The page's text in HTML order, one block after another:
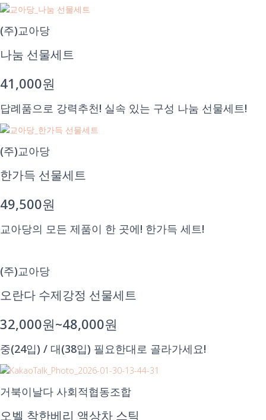
(주)교아당
나눔 선물세트
41,000원
답례품으로 강력추천! 실속 있는 구성 나눔 선물세트!
(주)교아당
한가득 선물세트
49,500원
교아당의 모든 제품이 한 곳에! 한가득 세트!
(주)교아당
오란다 수제강정 선물세트
32,000원~48,000원
중(24입) / 대(38입) 필요한대로 골라가세요!
거북이날다 사회적협동조합
오벨 착한베리 액상차 스틱